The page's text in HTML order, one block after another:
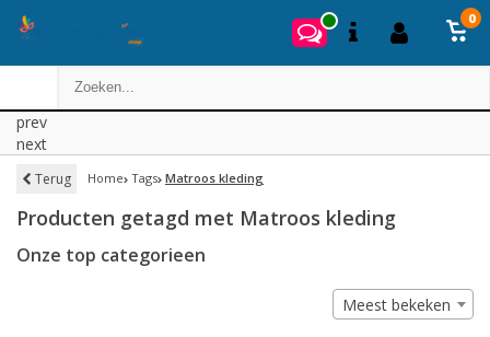
0
prev
next
Terug Home Tags Matroos kleding
Producten getagd met Matroos kleding
Onze top categorieen
Meest bekeken